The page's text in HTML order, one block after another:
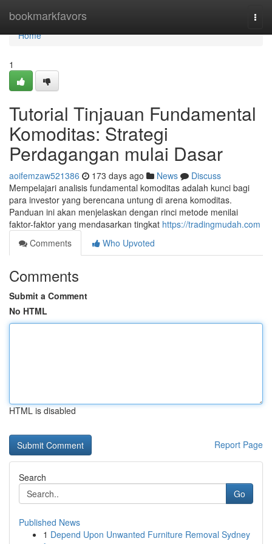
bookmarkfavors
Home
Home
1
Tutorial Tinjauan Fundamental
Komoditas: Strategi
Perdagangan mulai Dasar
aoifemzaw521386 173 days ago News
Discuss
Mempelajari analisis fundamental komoditas adalah kunci bagi
para investor yang berencana untung di arena komoditas.
Panduan ini akan menjelaskan dengan rinci metode menilai
faktor-faktor yang mendasarkan tingkat https://tradingmudah.com
Comments
Who Upvoted
Comments
Submit a Comment
No HTML
HTML is disabled
Report Page
Search
Go
Published News
1 Depend Upon Unwanted Furniture Removal Sydney